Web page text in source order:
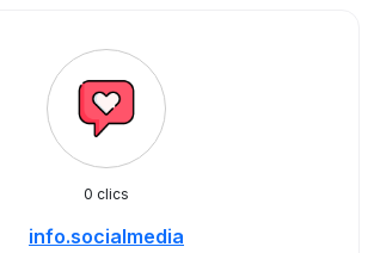
0 clics
info.socialmedia